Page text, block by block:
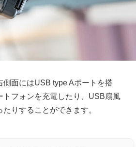
側面にはUSB type Aポートを搭
トフォンを充電したり、USB扇風
りすることができます。